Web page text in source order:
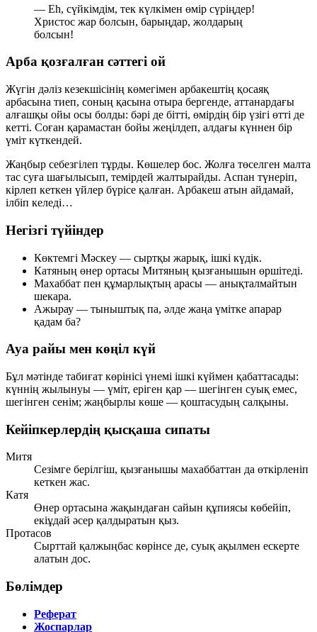
— Еһ, сүйкімдім, тек күлкімен өмір сүріңдер!
Христос жар болсын, барыңдар, жолдарың
болсын!
Арба қозғалған сәттегі ой
Жүгін дәліз кезекшісінің көмегімен арбакештің қосаяқ
арбасына тиеп, соның қасына отыра бергенде, аттанардағы
алғашқы ойы осы болды: бәрі де бітті, өмірдің бір үзігі өтті де
кетті. Соған қарамастан бойы жеңілдеп, алдағы күннен бір
үміт күткендей.
Жаңбыр себезгілеп тұрды. Көшелер бос. Жолға төселген малта
тас суға шағылысып, темірдей жалтырайды. Аспан түнеріп,
кірлеп кеткен үйлер бүрісе қалған. Арбакеш атын айдамай,
ілбіп келеді…
Негізгі түйіндер
Көктемгі Мәскеу — сыртқы жарық, ішкі күдік.
Катяның өнер ортасы Митяның қызғанышын өршітеді.
Махаббат пен құмарлықтың арасы — анықталмайтын
шекара.
Ажырау — тыныштық па, әлде жаңа үмітке апарар
қадам ба?
Ауа райы мен көңіл күй
Бұл мәтінде табиғат көрінісі үнемі ішкі күймен қабаттасады:
күннің жылынуы — үміт, еріген қар — шегінген суық емес,
шегінген сенім; жаңбырлы көше — қоштасудың салқыны.
Кейіпкерлердің қысқаша сипаты
Митя
Сезімге берілгіш, қызғанышы махаббаттан да өткірленіп
кеткен жас.
Катя
Өнер ортасына жақындаған сайын құпиясы көбейіп,
екіұдай әсер қалдыратын қыз.
Протасов
Сырттай қалжыңбас көрінсе де, суық ақылмен ескерте
алатын дос.
Бөлімдер
Реферат
Жоспарлар